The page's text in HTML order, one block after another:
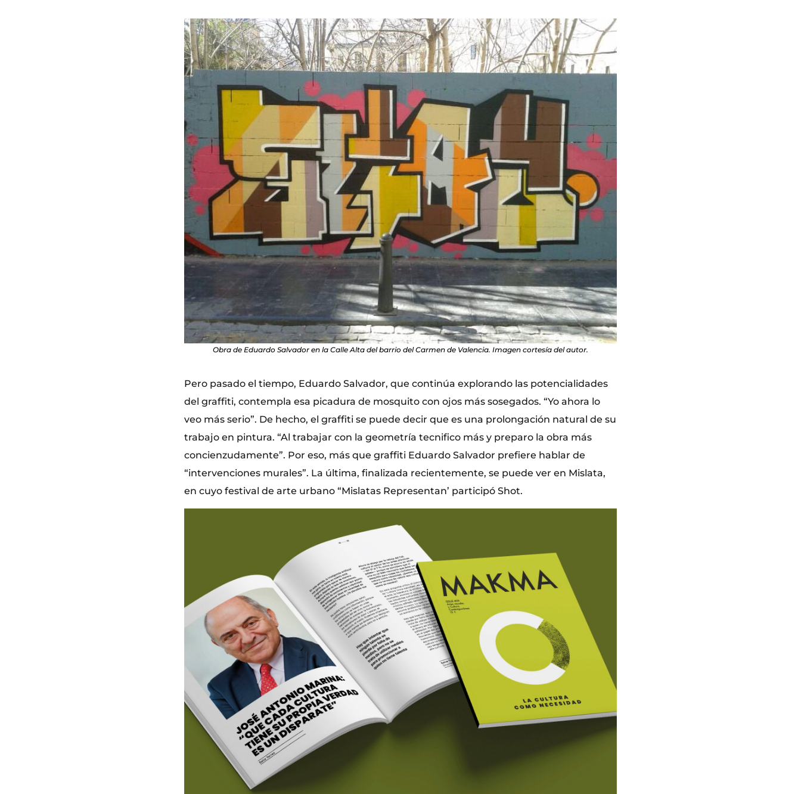
Obra de Eduardo Salvador en la Calle Alta del barrio del Carmen de Valencia. Imagen cortesía del autor.
Pero pasado el tiempo, Eduardo Salvador, que continúa explorando las potencialidades
del graffiti, contempla esa picadura de mosquito con ojos más sosegados. “Yo ahora lo
veo más serio”. De hecho, el graffiti se puede decir que es una prolongación natural de su
trabajo en pintura. “Al trabajar con la geometría tecnifico más y preparo la obra más
concienzudamente”. Por eso, más que graffiti Eduardo Salvador prefiere hablar de
“intervenciones murales”. La última, finalizada recientemente, se puede ver en Mislata,
en cuyo festival de arte urbano “Mislatas Representan’ participó Shot.